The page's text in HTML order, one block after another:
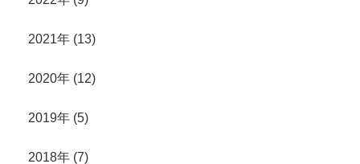
2021年 (13)
2020年 (12)
2019年 (5)
2018年 (7)